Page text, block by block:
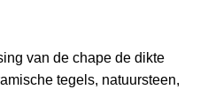
van de chape de dikte
tegels, natuursteen,